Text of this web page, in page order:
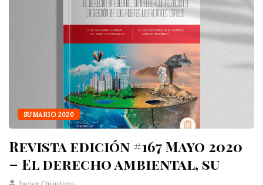
SUMARIO 2020
Revista edición #167 Mayo 2020
– El derecho ambiental, su